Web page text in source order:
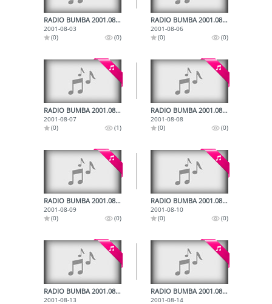
RADIO BUMBA 2001.08.03.
2001-08-03
(0)
(0)
RADIO BUMBA 2001.08.06.
2001-08-06
(0)
(0)
RADIO BUMBA 2001.08.07.
2001-08-07
(0)
(1)
RADIO BUMBA 2001.08.08.
2001-08-08
(0)
(0)
RADIO BUMBA 2001.08.09.
2001-08-09
(0)
(0)
RADIO BUMBA 2001.08.10.
2001-08-10
(0)
(0)
RADIO BUMBA 2001.08.13.
2001-08-13
RADIO BUMBA 2001.08.14.
2001-08-14